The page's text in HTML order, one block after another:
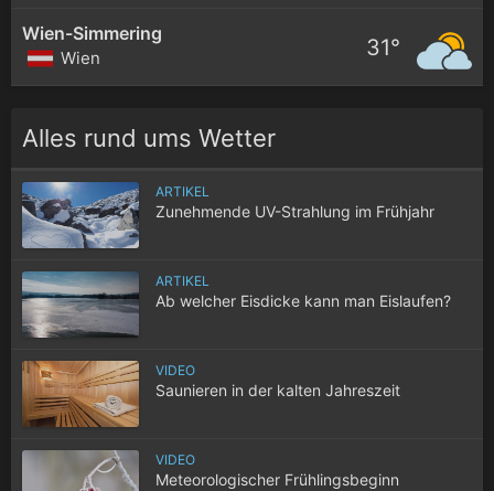
Wien-Simmering
Wien 31°
Alles rund ums Wetter
ARTIKEL
Zunehmende UV-Strahlung im Frühjahr
ARTIKEL
Ab welcher Eisdicke kann man Eislaufen?
VIDEO
Saunieren in der kalten Jahreszeit
VIDEO
Meteorologischer Frühlingsbeginn